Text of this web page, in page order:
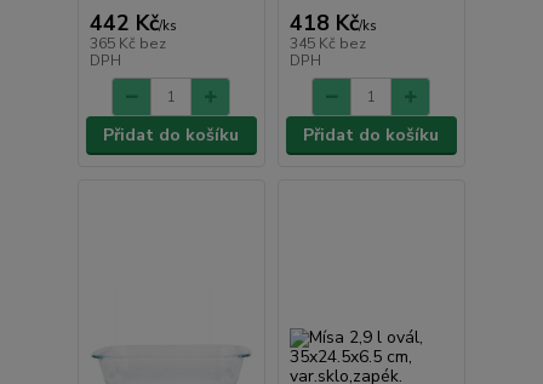
442 Kč/ks
365 Kč bez
DPH
Přidat do košíku
418 Kč/ks
345 Kč bez
DPH
Přidat do košíku